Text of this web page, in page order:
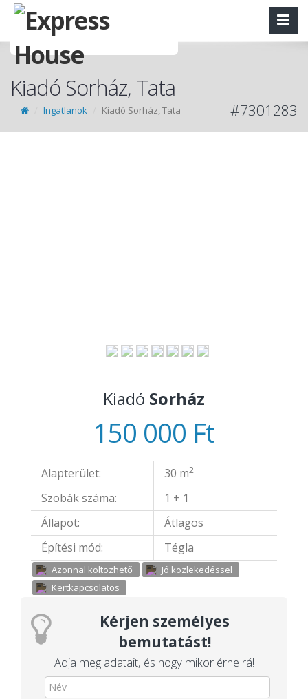
Kiadó Sorház, Tata
Ingatlanok Kiadó Sorház, Tata #7301283
Kiadó Sorház
150 000 Ft
Alapterület: 30 m2
Szobák száma:
1 + 1
Állapot:
Átlagos
Építési mód:
Tégla
Azonnal költözhető
Jó közlekedéssel
Kertkapcsolatos
Kérjen személyes
bemutatást!
Adja meg adatait, és hogy mikor érne rá!